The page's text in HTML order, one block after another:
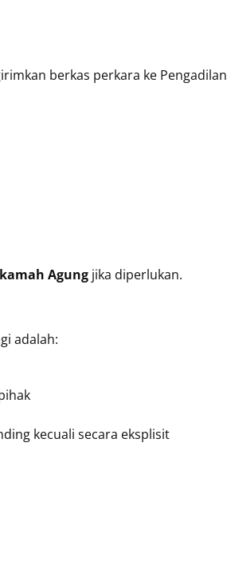
berkas perkara ke Pengadilan
Agung jika diperlukan.
adalah:
kecuali secara eksplisit